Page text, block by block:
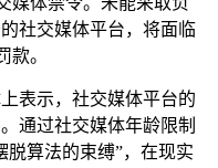
社交媒体平台，将面临
款。
表示，社交媒体平台的
通过社交媒体年龄限制
脱算法的束缚”，在现实